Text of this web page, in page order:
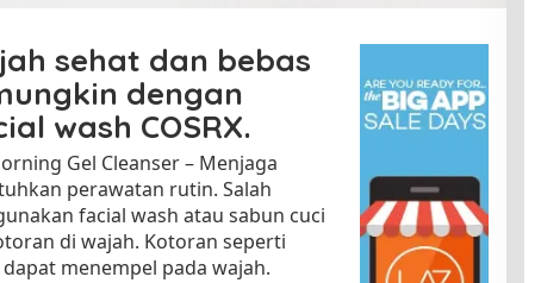
sehat dan bebas
dengan
wash COSRX.
Gel Cleanser – Menjaga
perawatan rutin. Salah
facial wash atau sabun cuci
di wajah. Kotoran seperti
menempel pada wajah.